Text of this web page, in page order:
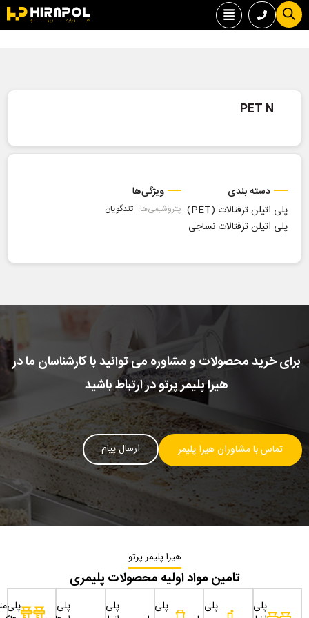
PET N
دسته بندی
پلی اتیلن ترفتالات (PET)
-
پلی اتیلن ترفتالات نساجی
ویژگی‌ها
پتروشیمی‌ها: تندگویان
برای خرید محصولات و مشاوره می توانید با کارشناسان ما در
هیرا پلیمر پرتو در ارتباط باشید
تماس با مشاوران هیرا پلیمر ارسال پیام
هیرا پلیمر پرتو
تامین مواد اولیه محصولات پلیمری
پلی
پلی
پلی
پلی
پلی